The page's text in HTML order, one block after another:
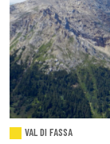
VAL DI FASSA